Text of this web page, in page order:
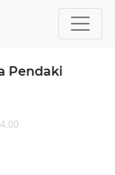
Pendaki